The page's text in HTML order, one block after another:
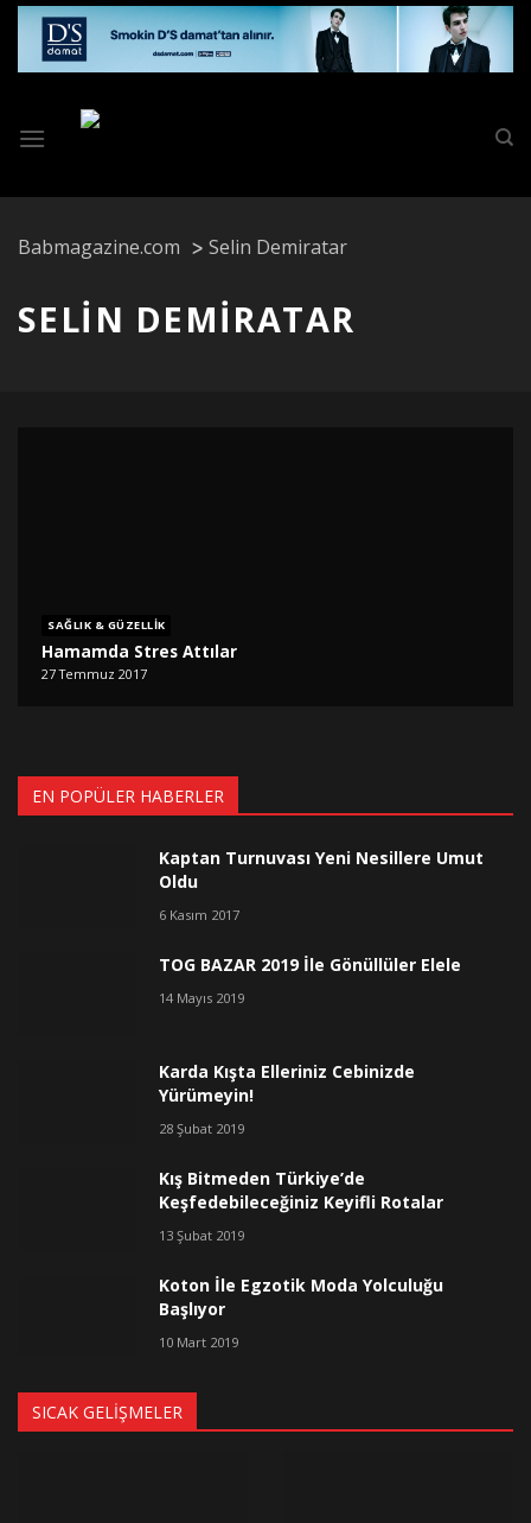
Skip
content
Babmagazine.com Selin Demiratar
SELIN DEMIRATAR
SAĞLIK & GÜZELLIK
Hamamda Stres Attılar
27 Temmuz 2017
EN POPÜLER HABERLER
Kaptan Turnuvası Yeni Nesillere Umut
Oldu
6 Kasım 2017
TOG BAZAR 2019 İle Gönüllüler Elele
14 Mayıs 2019
Karda Kışta Elleriniz Cebinizde
Yürümeyin!
28 Şubat 2019
Kış Bitmeden Türkiye’de
Keşfedebileceğiniz Keyifli Rotalar
13 Şubat 2019
Koton İle Egzotik Moda Yolculuğu
Başlıyor
10 Mart 2019
SICAK GELIŞMELER